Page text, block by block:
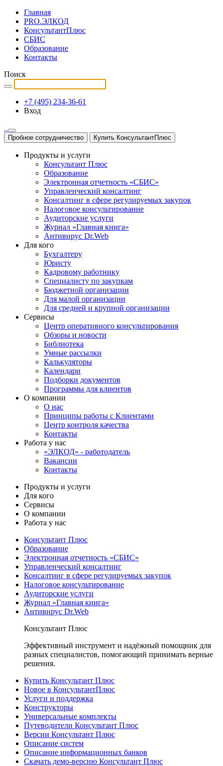
Главная
PRO.ЭЛКОД
КонсультантПлюс
СБИС
Образование
Контакты
Поиск
+7 (495) 234-36-61
Вход
Пробное сотрудничество Купить КонсультантПлюс
Продукты и услуги
Консультант Плюс
Образование
Электронная отчетность «СБИС»
Управленческий консалтинг
Консалтинг в сфере регулируемых закупок
Налоговое консультирование
Аудиторские услуги
Журнал «Главная книга»
Антивирус Dr.Web
Для кого
Бухгалтеру
Юристу
Кадровому работнику
Специалисту по закупкам
Бюджетной организации
Для малой организации
Для средней и крупной организации
Сервисы
Центр оперативного консультирования
Обзоры и новости
Библиотека
Умные рассылки
Калькуляторы
Календари
Подборки документов
Программы для клиентов
О компании
О нас
Принципы работы с Клиентами
Центр контроля качества
Контакты
Работа у нас
«ЭЛКОД» - работодатель
Вакансии
Контакты
Продукты и услуги
Для кого
Сервисы
О компании
Работа у нас
Консультант Плюс
Образование
Электронная отчетность «СБИС»
Управленческий консалтинг
Консалтинг в сфере регулируемых закупок
Налоговое консультирование
Аудиторские услуги
Журнал «Главная книга»
Антивирус Dr.Web
Консультант Плюс
Эффективный инструмент и надёжный помощник для
разных специалистов, помогающий принимать верные
решения.
Купить Консультант Плюс
Новое в КонсультантПлюс
Услуги и поддержка
Конструкторы
Универсальные комплекты
Путеводители Консультант Плюс
Версии Консультант Плюс
Описание систем
Описание информационных банков
Скачать демо-версию Консультант Плюс